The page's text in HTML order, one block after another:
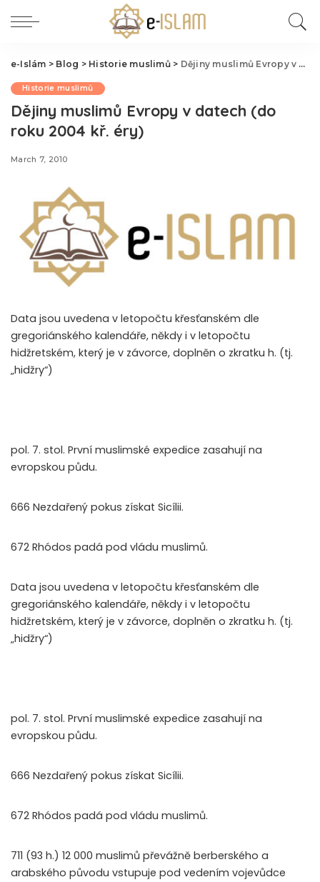
e-Islám > Blog > Historie muslimů> Dějiny muslimů Evropy v datech (do roku 2004 kř. éry)
Historie muslimů
Dějiny muslimů Evropy v datech (do
roku 2004 kř. éry)
March 7, 2010
Data jsou uvedena v letopočtu křesťanském dle
gregoriánského kalendáře, někdy i v letopočtu
hidžretském, který je v závorce, doplněn o zkratku h. (tj.
„hidžry“)
pol. 7. stol. První muslimské expedice zasahují na
evropskou půdu.
666 Nezdařený pokus získat Sicílii.
672 Rhódos padá pod vládu muslimů.
Data jsou uvedena v letopočtu křesťanském dle
gregoriánského kalendáře, někdy i v letopočtu
hidžretském, který je v závorce, doplněn o zkratku h. (tj.
„hidžry“)
pol. 7. stol. První muslimské expedice zasahují na
evropskou půdu.
666 Nezdařený pokus získat Sicílii.
672 Rhódos padá pod vládu muslimů.
711 (93 h.) 12 000 muslimů převážně berberského a
arabského původu vstupuje pod vedením vojevůdce